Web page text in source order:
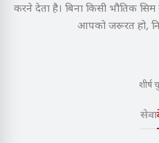
करने देता है। बिना किसी भौतिक
आपको जरूरत हो,
शीर्ष
सेवा